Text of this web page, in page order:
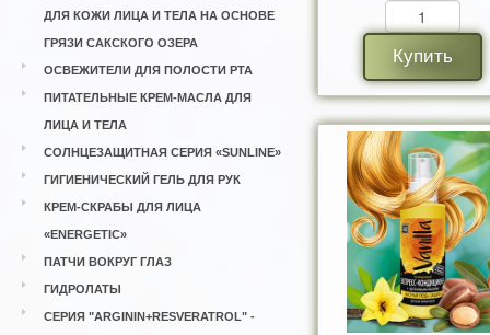
ДЛЯ КОЖИ ЛИЦА И ТЕЛА НА ОСНОВЕ
ГРЯЗИ САКСКОГО ОЗЕРА
ОСВЕЖИТЕЛИ ДЛЯ ПОЛОСТИ РТА
ПИТАТЕЛЬНЫЕ КРЕМ-МАСЛА ДЛЯ
ЛИЦА И ТЕЛА
СОЛНЦЕЗАЩИТНАЯ СЕРИЯ «SUNLINE»
ГИГИЕНИЧЕСКИЙ ГЕЛЬ ДЛЯ РУК
КРЕМ-СКРАБЫ ДЛЯ ЛИЦА
«ENERGETIC»
ПАТЧИ ВОКРУГ ГЛАЗ
ГИДРОЛАТЫ
СЕРИЯ "ARGININ+RESVERATROL" -
Купить